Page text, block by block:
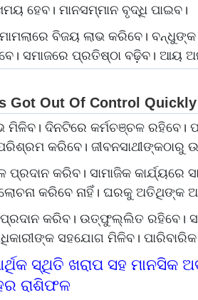
ହେବ। ମାନସମ୍ମାନ ବୃଦ୍ଧି ପାଇବ।
ମାମଲାରେ ବିଜୟ ଲାଭ କରିବେ।
ସମାଜରେ ପ୍ରତିଷ୍ଠା ବଢ଼ିବ। ଆୟ
ମିଳିବ। ଦିନଟିରେ କର୍ମଚଞ୍ଚଳ ରହିବେ।
କରିବେ। ଜୀବନସାଥୀଙ୍କଠାରୁ
କରିବ। ସାମାଜିକ କାର୍ଯ୍ୟରେ
କରିବେ ନାହିଁ। ଘରକୁ ଅତିଥିଙ୍କ
କରିବ। ଉତ୍ଫୁଲ୍ଲିତ ରହିବେ।
ସହଯୋଗ ମିଳିବ। ପାରିବାରିକ
ସ୍ଥିତି ଖରାପ ସହ ମାନସିକ
ରାଶିଫଳ